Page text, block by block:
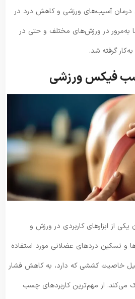
درمان آسیب‌های ورزشی و کاهش درد در
به‌مرور در ورزش‌های مختلف و حتی در
گرفته شد.
فیکس ورزشی
از ابزارهای کاربردی در ورزش و
و تسکین دردهای عضلانی مورد استفاده
خاصیت کششی که دارد، به کاهش فشار
می‌کند. از مهم‌ترین کاربردهای چسب